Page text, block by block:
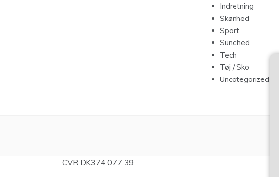
Indretning
Skønhed
Sport
Sundhed
Tech
Tøj / Sko
Uncategorized
CVR DK374 077 39